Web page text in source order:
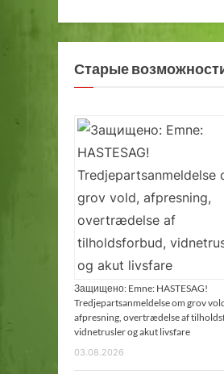
Старые
Защищено: Emne: HASTESAG!
Tredjepartsanmeldelse om grov
afpresning, overtrædelse af
vidnetrusler og akut livsfare
03.08.2026